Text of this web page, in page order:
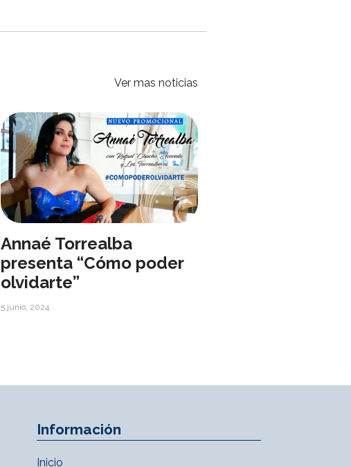
Ver mas noticias
Annaé Torrealba
presenta “Cómo poder
olvidarte”
5 junio, 2024
Información
Inicio